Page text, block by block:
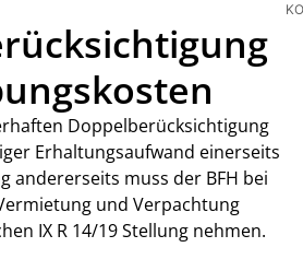
Doppelberücksichtigung
Erhaltungsaufwand einerseits
andererseits muss der BFH bei
und Verpachtung
IX R 14/19 Stellung nehmen.